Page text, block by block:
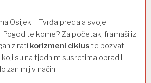
Osijek – Tvrđa predala svoje
Pogodite kome? Za početak, framaši iz
korizmeni cikluste pozvati
su na tjednim susretima obradili
zanimljiv način.